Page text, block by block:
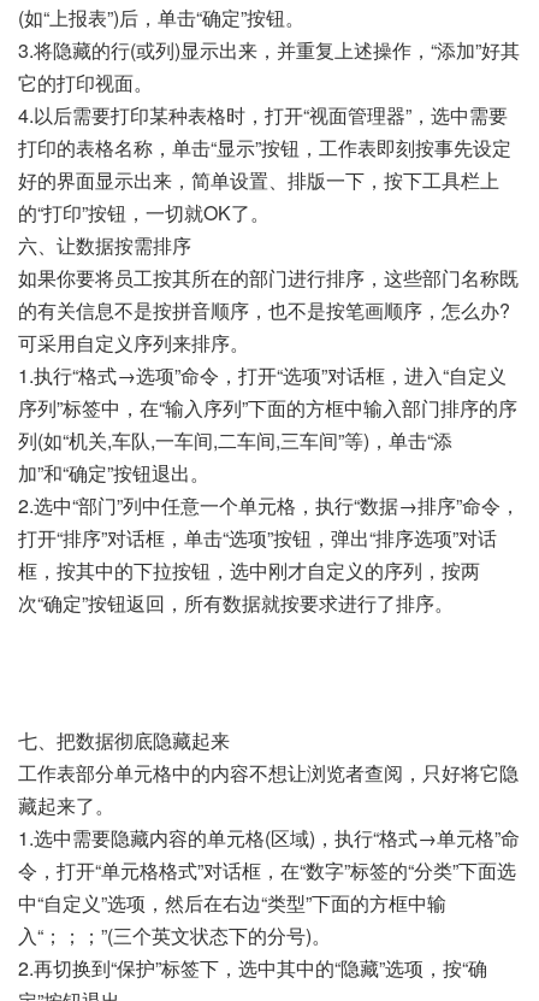
(如“上报表”)后，单击“确定”按钮。
3.将隐藏的行(或列)显示出来，并重复上述操作，“添加”好其
它的打印视面。
4.以后需要打印某种表格时，打开“视面管理器”，选中需要
打印的表格名称，单击“显示”按钮，工作表即刻按事先设定
好的界面显示出来，简单设置、排版一下，按下工具栏上
的“打印”按钮，一切就OK了。
六、让数据按需排序
如果你要将员工按其所在的部门进行排序，这些部门名称既
的有关信息不是按拼音顺序，也不是按笔画顺序，怎么办?
可采用自定义序列来排序。
1.执行“格式→选项”命令，打开“选项”对话框，进入“自定义
序列”标签中，在“输入序列”下面的方框中输入部门排序的序
列(如“机关,车队,一车间,二车间,三车间”等)，单击“添
加”和“确定”按钮退出。
2.选中“部门”列中任意一个单元格，执行“数据→排序”命令，
打开“排序”对话框，单击“选项”按钮，弹出“排序选项”对话
框，按其中的下拉按钮，选中刚才自定义的序列，按两
次“确定”按钮返回，所有数据就按要求进行了排序。
七、把数据彻底隐藏起来
工作表部分单元格中的内容不想让浏览者查阅，只好将它隐
藏起来了。
1.选中需要隐藏内容的单元格(区域)，执行“格式→单元格”命
令，打开“单元格格式”对话框，在“数字”标签的“分类”下面选
中“自定义”选项，然后在右边“类型”下面的方框中输
入“；；；”(三个英文状态下的分号)。
2.再切换到“保护”标签下，选中其中的“隐藏”选项，按“确